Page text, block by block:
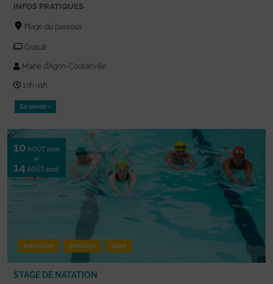
INFOS PRATIQUES
Plage du passous
Gratuit
Mairie d'Agon-Coutainville
10h-11h
En savoir +
10 AOÛT 2026
14 AOÛT 2026
Animation Initiation Sport
STAGE DE NATATION